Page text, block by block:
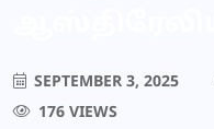
SEPTEMBER 3, 2025
176 VIEWS